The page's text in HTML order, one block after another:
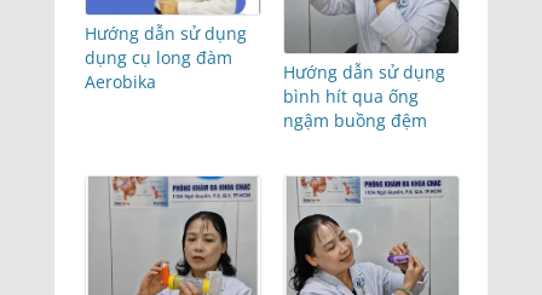
Hướng dẫn sử dụng
dụng cụ long đàm
Aerobika
Hướng dẫn sử dụng
bình hít qua ống
ngậm buồng đệm